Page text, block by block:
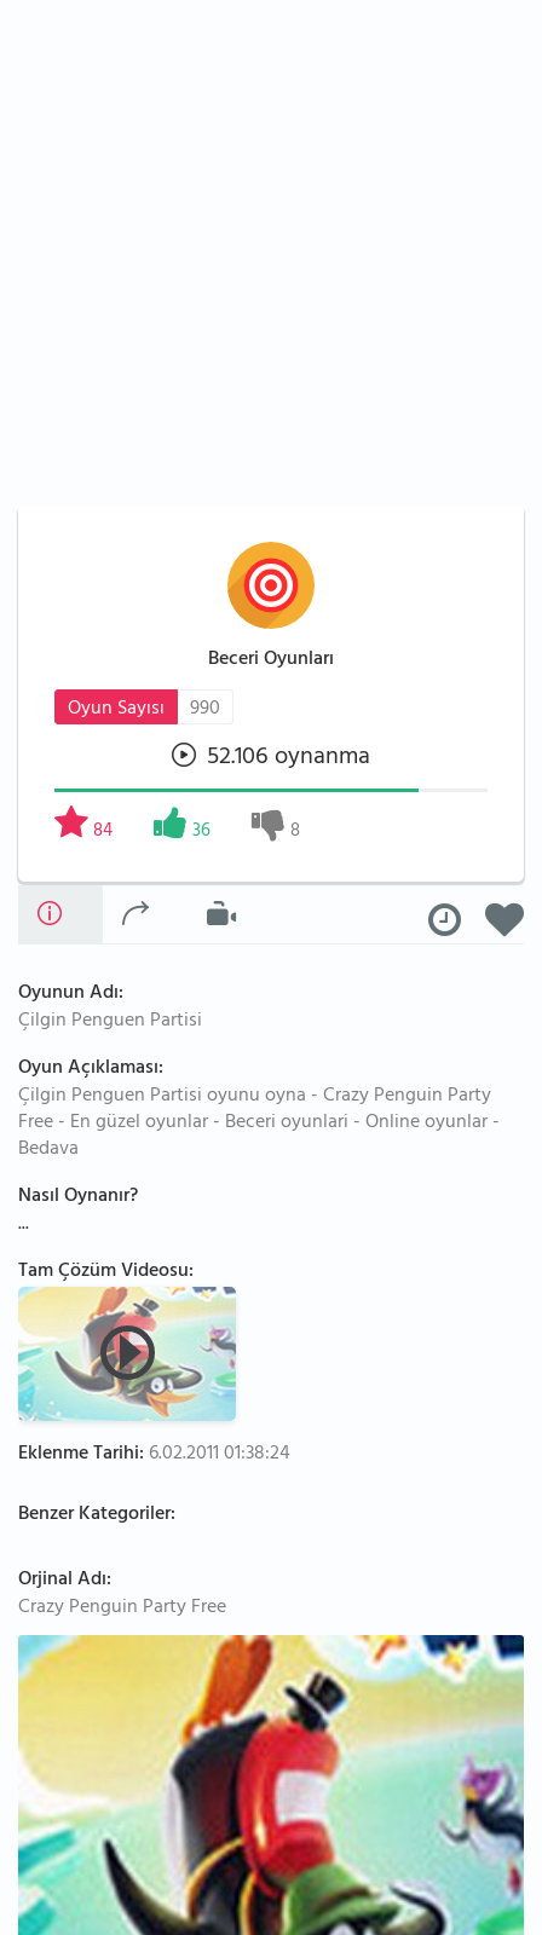
Beceri Oyunları
Oyun Sayısı
990
52.106 oynanma
84 36 8
Oyunun Adı:
Çilgin Penguen Partisi
Oyun Açıklaması:
Çilgin Penguen Partisi oyunu oyna - Crazy Penguin Party
Free - En güzel oyunlar - Beceri oyunlari - Online oyunlar -
Bedava
Nasıl Oynanır?
...
Tam Çözüm Videosu:
Eklenme Tarihi: 6.02.2011 01:38:24
Benzer Kategoriler:
Orjinal Adı:
Crazy Penguin Party Free